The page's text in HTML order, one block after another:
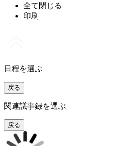
全て閉じる
印刷
日程を選ぶ
戻る
関連議事録を選ぶ
戻る